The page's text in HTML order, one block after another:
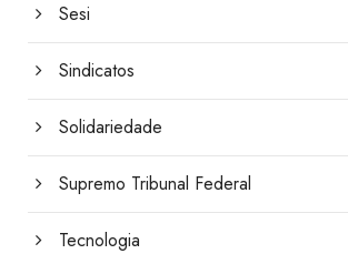
Sesi
Sindicatos
Solidariedade
Supremo Tribunal Federal
Tecnologia